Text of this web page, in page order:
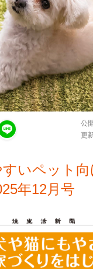
公
更
すいペット
年12月号